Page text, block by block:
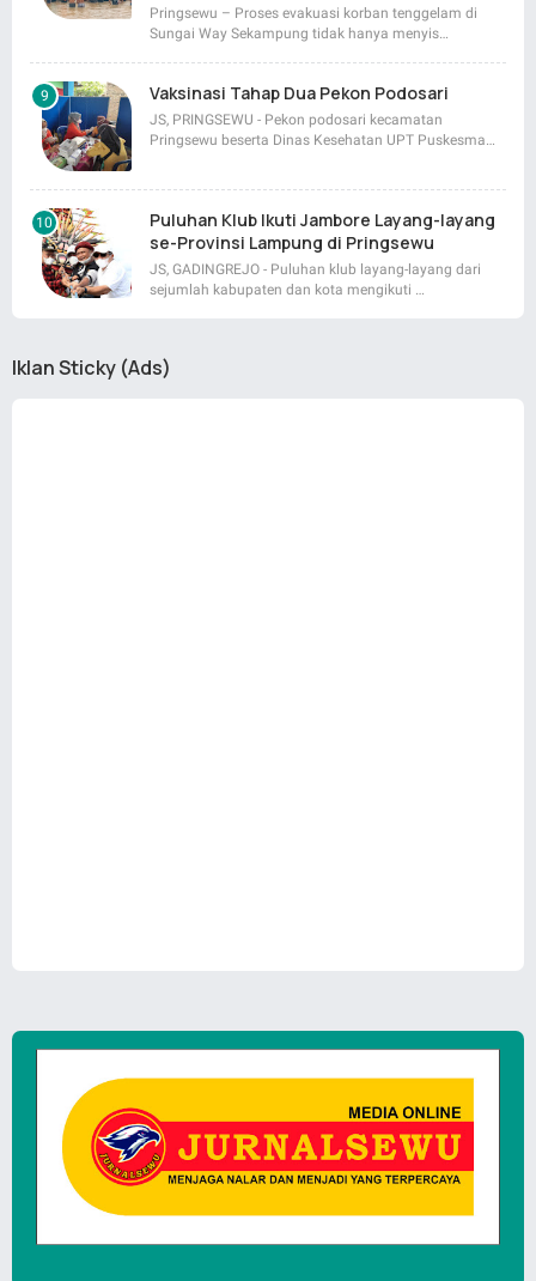
Pringsewu – Proses evakuasi korban tenggelam di
Sungai Way Sekampung tidak hanya menyis…
Vaksinasi Tahap Dua Pekon Podosari
JS, PRINGSEWU - Pekon podosari kecamatan
Pringsewu beserta Dinas Kesehatan UPT Puskesma…
Puluhan Klub Ikuti Jambore Layang-layang
se-Provinsi Lampung di Pringsewu
JS, GADINGREJO - Puluhan klub layang-layang dari
sejumlah kabupaten dan kota mengikuti …
Iklan Sticky (Ads)